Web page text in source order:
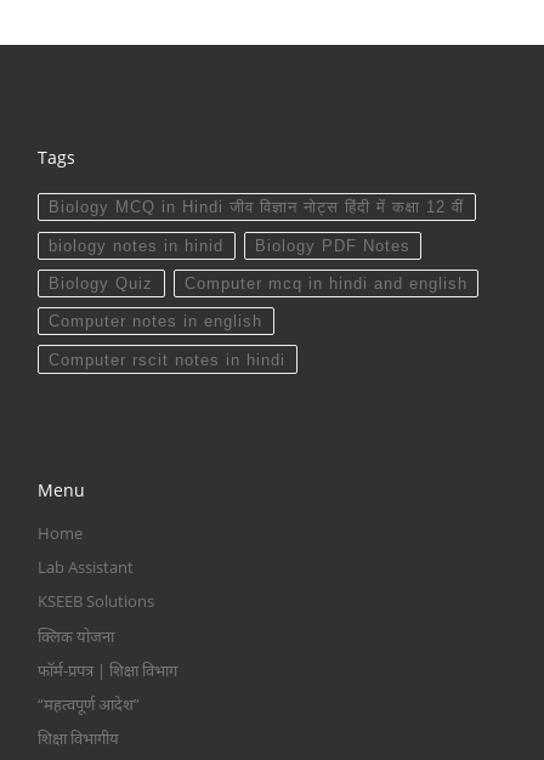
Tags
Biology MCQ in Hindi जीव विज्ञान नोट्स हिंदी में कक्षा 12 वीं
biology notes in hinid Biology PDF Notes
Biology Quiz Computer mcq in hindi and english
Computer notes in english
Computer rscit notes in hindi
Menu
Home
Lab Assistant
KSEEB Solutions
क्लिक योजना
फॉर्म-प्रपत्र | शिक्षा विभाग
“महत्वपूर्ण आदेश”
शिक्षा विभागीय